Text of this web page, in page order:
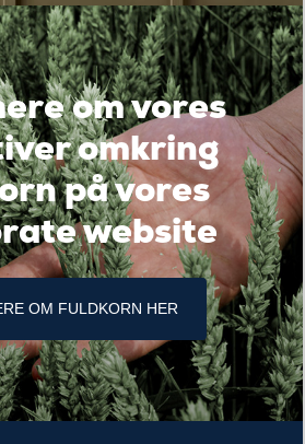
om vores
omkring
på vores
website
OM FULDKORN HER